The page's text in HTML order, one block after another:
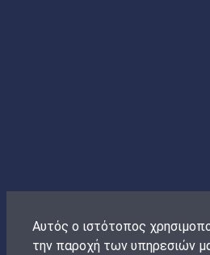
Αυτός ο ιστότοπος
την παροχή των υπηρεσιών